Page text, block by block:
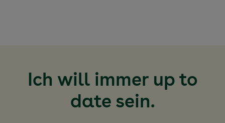
Ich will immer up to
date sein.